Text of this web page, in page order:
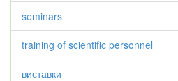
seminars
training of scientific personnel
виставки